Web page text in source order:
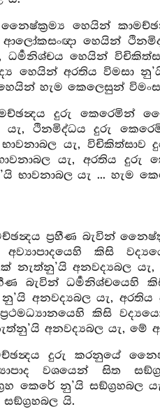
හෙයින්
ආලෝකසංඥා හෙයින්
ධර්‍මනිශ්චය හෙයින්
හෙයින් අරතිය විමසා
හෙයින් හැම කෙලෙසුන්
දුරු කෙරෙමින්
යැ, ථිනමිද්ධය දුරු
යැ, විචිකිත්සාව
යැ, අරතිය දුරු
භාවනාබල යැ ... හැම
ප්‍රහීණ බැවින්
අව්‍යාපාදයෙහි කිසි
නැත්නු’යි අනවද්‍යබල
බැවින් ධර්‍මනිශ්චයෙහි
අනවද්‍යබල යැ, අරතිය
කිසි
අනවද්‍යබල යැ, මේ
දුරු කරනුයේ
වශයෙන් සිත
කෙරේ නු’යි සඞ්ග්‍රහබල
යි.